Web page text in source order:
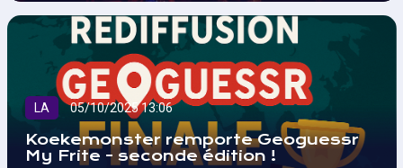
LA 05/10/2025 13:06
Koekemonster remporte Geoguessr
My Frite - seconde édition !